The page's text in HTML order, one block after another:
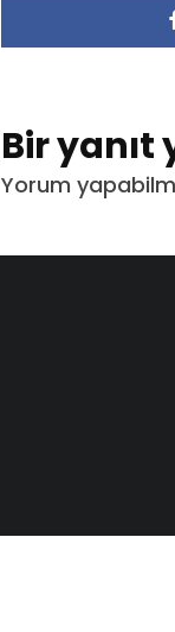
Bir yanıt
Yorum